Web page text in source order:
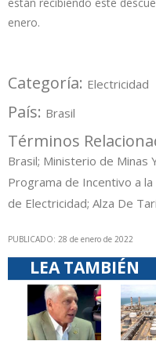
enero.
Categoría: Electricidad
País: Brasil
Términos
Brasil; Ministerio de Minas
Programa de Incentivo a
de Electricidad; Alza De
PUBLICADO: 28 de enero de 2022
LEA TAMBIÉN